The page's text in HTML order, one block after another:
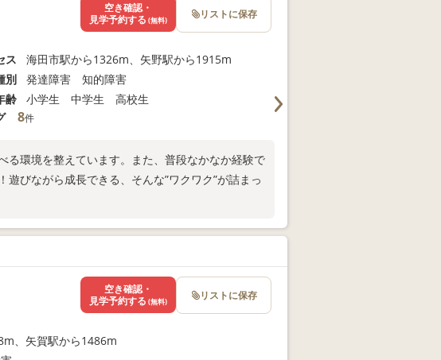
ス
海田市駅から1326m、矢野駅から1915m
別
発達障害 知的障害
齢
小学生 中学生 高校生
8件
る環境を整えています。また、普段なかなか経験で
びながら成長できる、そんな”ワクワク”が詰まっ
空き確認・
見学予約する (無料) リストに保存
、矢賀駅から1486m
空き確認・
見学予約する (無料) リストに保存